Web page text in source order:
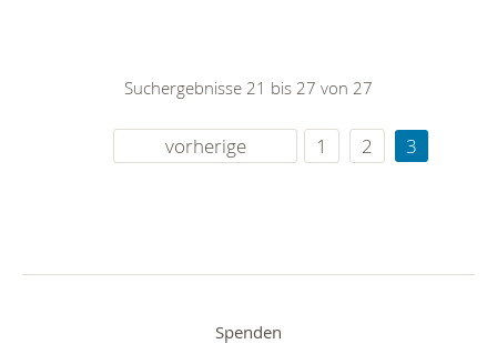
Suchergebnisse 21 bis 27 von 27
vorherige 1 2 3
Spenden